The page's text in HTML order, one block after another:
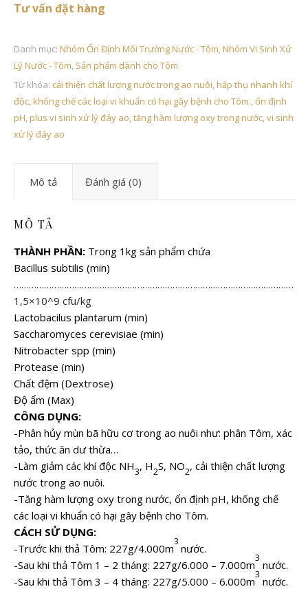
Tư vấn đặt hàng
Danh mục: Nhóm Ổn Định Môi Trường Nước - Tôm,Nhóm Vi Sinh Xử
Lý Nước - Tôm, Sản phẩm dành cho Tôm
Từ khóa: cải thiện chất lượng nước trong ao nuôi,hấp thụ nhanh khí
độc,khống chế các loại vi khuẩn có hại gây bệnh cho Tôm.,ổn định
pH,plus vi sinh xử lý đáy ao,tăng hàm lượng oxy trong nước,vi sinh
xử lý đáy ao
Mô tả Đánh giá (0)
MÔ TẢ
THÀNH PHẦN: Trong 1kg sản phẩm chứa
Bacillus subtilis (min)
……………………………………………………
1,5×10^9 cfu/kg
Lactobacilus plantarum (min)
Saccharomyces cerevisiae (min)
Nitrobacter spp (min)
Protease (min)
Chất đệm (Dextrose)
Độ ẩm (Max)
CÔNG DỤNG:
-Phân hủy mùn bã hữu cơ trong ao nuôi như: phân Tôm, xác
tảo, thức ăn dư thừa…
-Làm giảm các khí độc NH3, H2S, NO2, cải thiện chất lượng
nước trong ao nuôi.
-Tăng hàm lượng oxy trong nước, ổn định pH, khống chế
các loại vi khuẩn có hại gây bệnh cho Tôm.
CÁCH SỬ DỤNG:
-Trước khi thả Tôm: 227g/4.000m
3
nước.
-Sau khi thả Tôm 1 – 2 tháng: 227g/6.000 – 7.000m
3
nước.
-Sau khi thả Tôm 3 – 4 tháng: 227g/5.000 – 6.000m
3
nước.